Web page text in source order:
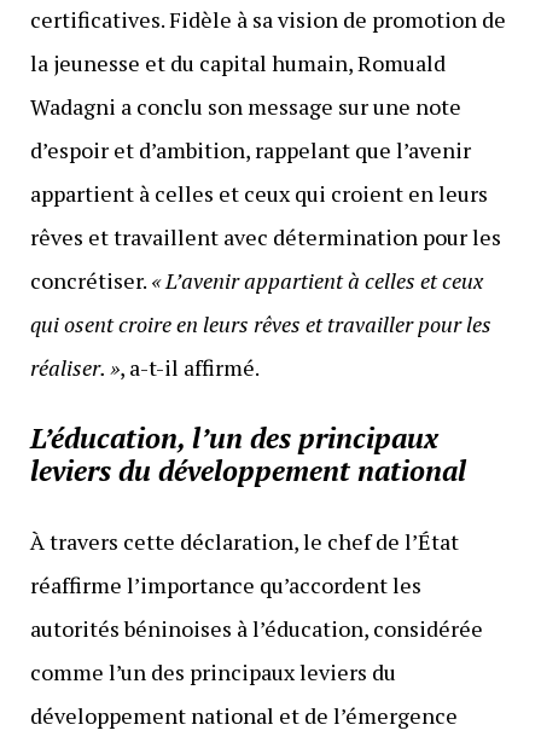
certificatives. Fidèle à sa vision de promotion de
la jeunesse et du capital humain, Romuald
Wadagni a conclu son message sur une note
d’espoir et d’ambition, rappelant que l’avenir
appartient à celles et ceux qui croient en leurs
rêves et travaillent avec détermination pour les
concrétiser. « L’avenir appartient à celles et ceux
qui osent croire en leurs rêves et travailler pour les
réaliser. », a-t-il affirmé.
L’éducation, l’un des principaux
leviers du développement national
À travers cette déclaration, le chef de l’État
réaffirme l’importance qu’accordent les
autorités béninoises à l’éducation, considérée
comme l’un des principaux leviers du
développement national et de l’émergence